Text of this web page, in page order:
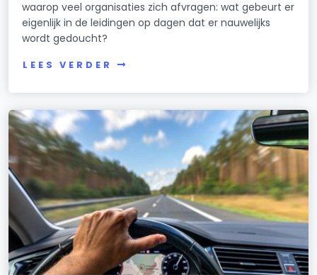
waarop veel organisaties zich afvragen: wat gebeurt er
eigenlijk in de leidingen op dagen dat er nauwelijks
wordt gedoucht?
LEES VERDER